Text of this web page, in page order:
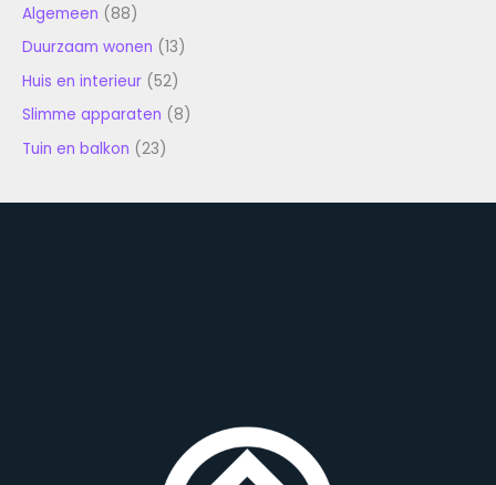
Algemeen (88)
Duurzaam wonen (13)
Huis en interieur (52)
Slimme apparaten (8)
Tuin en balkon (23)